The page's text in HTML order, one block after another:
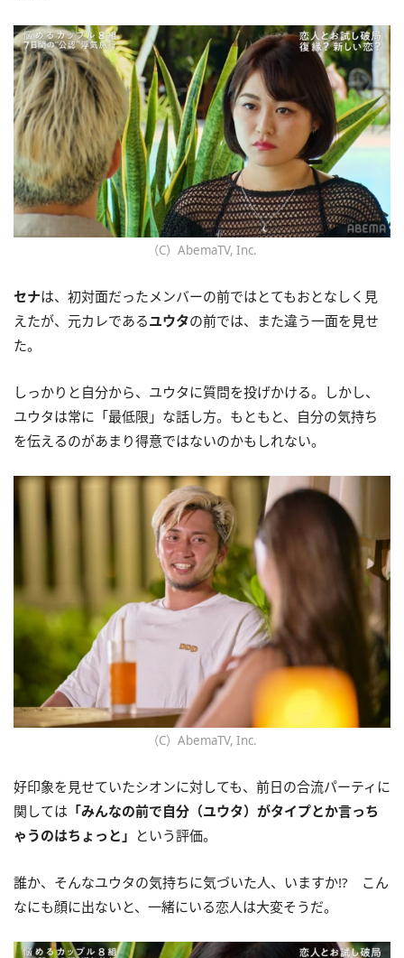
（C）AbemaTV, Inc.
セナは、初対面だったメンバーの前ではとてもおとなしく見
えたが、元カレであるユウタの前では、また違う一面を見せ
た。
しっかりと自分から、ユウタに質問を投げかける。しかし、
ユウタは常に「最低限」な話し方。もともと、自分の気持ち
を伝えるのがあまり得意ではないのかもしれない。
（C）AbemaTV, Inc.
好印象を見せていたシオンに対しても、前日の合流パーティに
関しては 「みんなの前で自分（ユウタ）がタイプとか言っち
ゃうのはちょっと」 という評価。
誰か、そんなユウタの気持ちに気づいた人、いますか!? こん
なにも顔に出ないと、一緒にいる恋人は大変そうだ。